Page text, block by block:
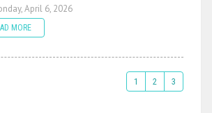
April 6, 2026
MORE
1 2 3